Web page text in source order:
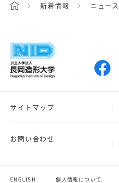
新着情報 ニュース
サイトマップ
お問い合わせ
ENGLISH 個人情報について